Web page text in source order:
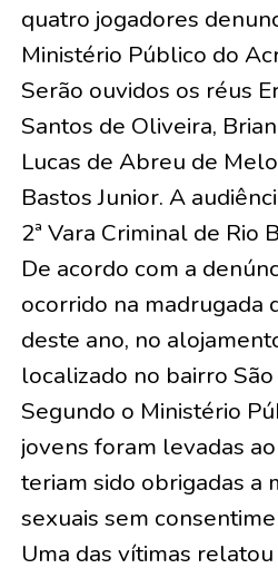
quatro jogadores
Ministério Público do
Serão ouvidos os réus
Santos de Oliveira,
Lucas de Abreu de
Bastos Junior. A
2ª Vara Criminal de Rio
De acordo com a
ocorrido na madrugada
deste ano, no
localizado no bairro São
Segundo o Ministério
jovens foram levadas
teriam sido obrigadas a
sexuais sem
Uma das vítimas